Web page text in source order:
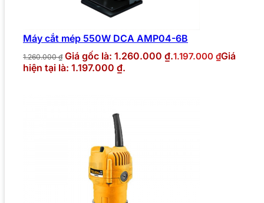
Máy cắt mép 550W DCA AMP04-6B
1.260.000₫ Giá gốc là: 1.260.000 ₫.1.197.000 ₫Giá
hiện tại là: 1.197.000 ₫.